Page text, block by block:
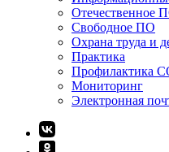
Отечественное
Свободное ПО
Охрана труда и
Практика
Профилактика
Мониторинг
Электронная